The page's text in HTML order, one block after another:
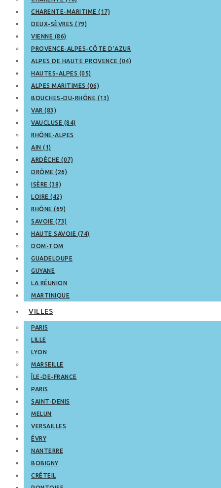
CHARENTE-MARITIME (17)
DEUX-SÈVRES (79)
VIENNE (86)
PROVENCE-ALPES-CÔTE D’AZUR
ALPES DE HAUTE PROVENCE (04)
HAUTES-ALPES (05)
ALPES MARITIMES (06)
BOUCHES-DU-RHÔNE (13)
VAR (83)
VAUCLUSE (84)
RHÔNE-ALPES
AIN (1)
ARDÈCHE (07)
DRÔME (26)
ISÈRE (38)
LOIRE (42)
RHÔNE (69)
SAVOIE (73)
HAUTE SAVOIE (74)
DOM-TOM
GUADELOUPE
GUYANE
LA RÉUNION
MARTINIQUE
VILLES
PARIS
LILLE
LYON
MARSEILLE
ÎLE-DE-FRANCE
PARIS
SAINT-DENIS
MELUN
VERSAILLES
ÉVRY
NANTERRE
BOBIGNY
CRÉTEIL